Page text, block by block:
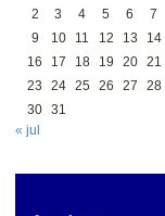
2
3 4 5 6 7
9
10 11 12 13 14
16
17 18 19 20 21
23
24 25 26 27 28
30 31
« jul